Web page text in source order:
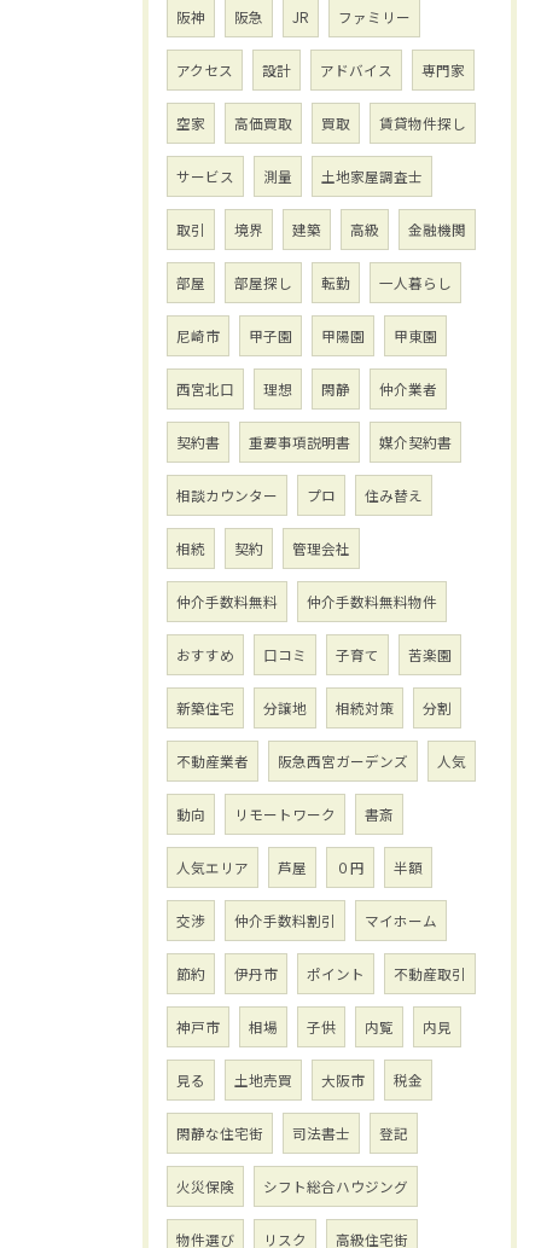
阪神 阪急 JR ファミリー
アクセス 設計 アドバイス 専門家
空家 高価買取 買取 賃貸物件探し
サービス 測量 土地家屋調査士
取引 境界 建築 高級 金融機関
部屋 部屋探し 転勤 一人暮らし
尼崎市 甲子園 甲陽園 甲東園
西宮北口 理想 閑静 仲介業者
契約書 重要事項説明書 媒介契約書
相談カウンター プロ 住み替え
相続 契約 管理会社
仲介手数料無料 仲介手数料無料物件
おすすめ 口コミ 子育て 苦楽園
新築住宅 分譲地 相続対策 分割
不動産業者 阪急西宮ガーデンズ 人気
動向 リモートワーク 書斎
人気エリア 芦屋 ０円 半額
交渉 仲介手数料割引 マイホーム
節約 伊丹市 ポイント 不動産取引
神戸市 相場 子供 内覧 内見
見る 土地売買 大阪市 税金
閑静な住宅街 司法書士 登記
火災保険 シフト総合ハウジング
物件選び リスク 高級住宅街